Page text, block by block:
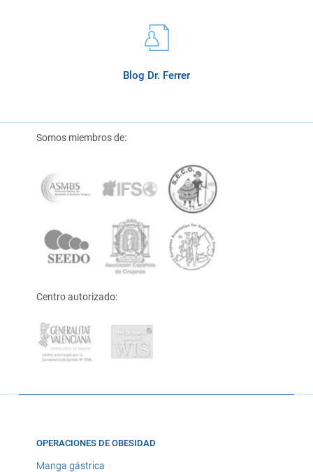
Blog Dr. Ferrer
Somos miembros de:
Centro autorizado:
OPERACIONES DE OBESIDAD
Manga gástrica